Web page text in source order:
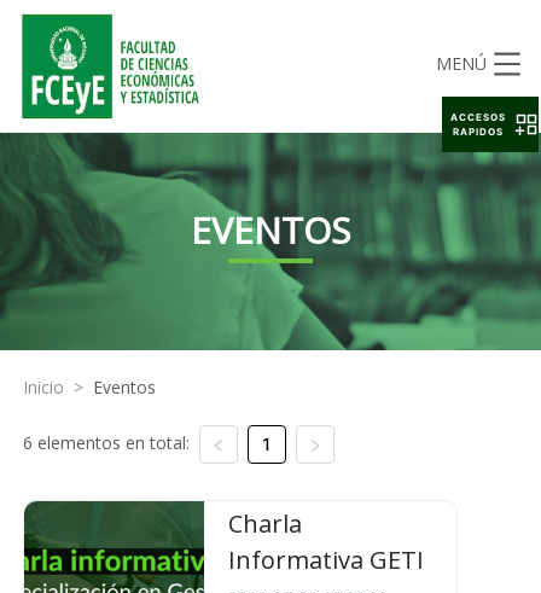
MENÚ
EVENTOS
Inicio > Eventos
6 elementos en total: 1
Charla
Informativa GETI
ACCESOS
RAPIDOS